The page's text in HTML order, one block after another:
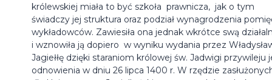
królewskiej miała to być szkoła prawnicza, jak o tym
świadczy jej struktura oraz podział wynagrodzenia
wykładowców. Zawiesiła ona jednak wkrótce swą
i wznowiła ją dopiero w wyniku wydania przez
Jagiełłę dzięki staraniom królowej św. Jadwigi przywileju
odnowienia w dniu 26 lipca 1400 r. W rzędzie